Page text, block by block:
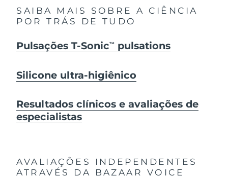
SAIBA MAIS SOBRE A CIÊNCIA
POR TRÁS DE TUDO
Pulsações T-SonicTM pulsations
Silicone ultra-higiênico
Resultados clínicos e avaliações de
especialistas
AVALIAÇÕES INDEPENDENTES
ATRAVÉS DA BAZAAR VOICE